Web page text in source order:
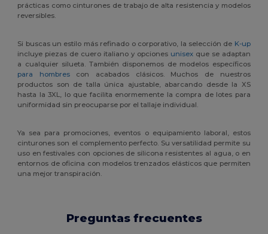
prácticas como cinturones de trabajo de alta resistencia y modelos
reversibles.
Si buscas un estilo más refinado o corporativo, la selección de K-up
incluye piezas de cuero italiano y opciones unisexque se adaptan
a cualquier silueta. También disponemos de modelos específicos
para hombrescon acabados clásicos. Muchos de nuestros
productos son de talla única ajustable, abarcando desde la XS
hasta la 3XL, lo que facilita enormemente la compra de lotes para
uniformidad sin preocuparse por el tallaje individual.
Ya sea para promociones, eventos o equipamiento laboral, estos
cinturones son el complemento perfecto. Su versatilidad permite su
uso en festivales con opciones de silicona resistentes al agua, o en
entornos de oficina con modelos trenzados elásticos que permiten
una mejor transpiración.
Preguntas frecuentes